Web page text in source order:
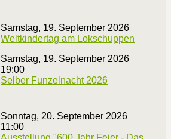
Samstag, 19. September 2026
Weltkindertag am Lokschuppen
Samstag, 19. September 2026
19:00
Selber Funzelnacht 2026
Sonntag, 20. September 2026
11:00